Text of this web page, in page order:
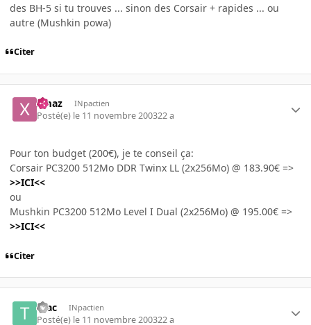
des BH-5 si tu trouves ... sinon des Corsair + rapides ... ou
autre (Mushkin powa)
Citer
xmaz INpactien
Posté(e) le 11 novembre 200322 a
Pour ton budget (200€), je te conseil ça:
Corsair PC3200 512Mo DDR Twinx LL (2x256Mo) @ 183.90€ =>
>>ICI<<
ou
Mushkin PC3200 512Mo Level I Dual (2x256Mo) @ 195.00€ =>
>>ICI<<
Citer
teac INpactien
Posté(e) le 11 novembre 200322 a